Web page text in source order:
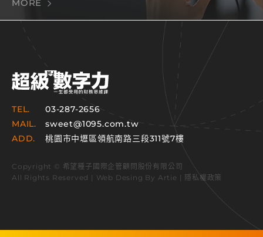
MORE
TEL.
03-287-2656
MAIL.
sweet@1095.com.tw
ADD.
桃園市中壢區領航南路三段311號7樓
Copyright © 希望種子國際企管顧問股份有限公司
All Rights Reserved | Web Desing By Artie | 隱私權政策